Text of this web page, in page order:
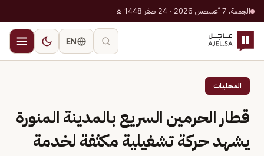
الجمعة، 7 أغسطس 2026 · 24 صفر 1448 هـ
EN
المحليات
قطار الحرمين السريع بالمدينة المنورة
يشهد حركة تشغيلية مكثفة لخدمة